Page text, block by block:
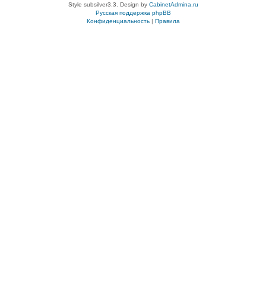
Style subsilver3.3. Design by CabinetAdmina.ru
Русская поддержка phpBB
Конфиденциальность| Правила